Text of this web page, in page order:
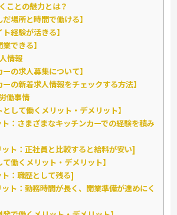
ことの魅力とは？
だ場所と時間で働ける】
ト経験が活きる】
できる】
情報
ーの求人募集について】
ーの新着求人情報をチェックする方法】
働事情
として働くメリット・デメリット】
：さまざまなキッチンカーでの経験を積み
ト：正社員と比較すると給料が安い]
て働くメリット・デメリット】
：職歴として残る]
ト：勤務時間が長く、開業準備が進めにく